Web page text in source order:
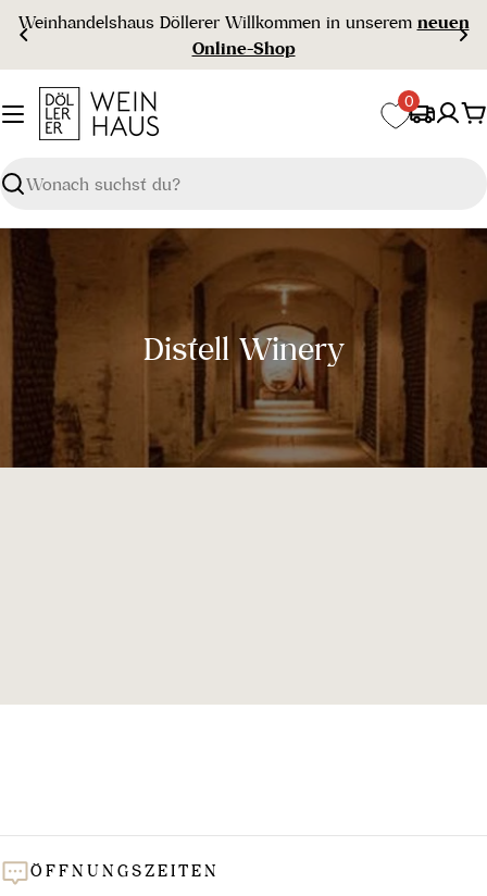
Zum
Inhalt
springen
Weinhandelshaus Döllerer Willkommen in unserem neuen
Online-Shop
Suchen
0
S
m
Distell Winery
ÖFFNUNGSZEITEN